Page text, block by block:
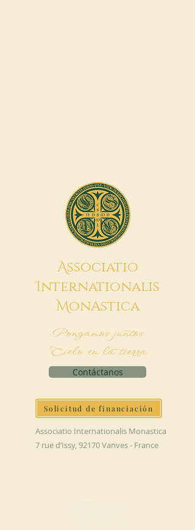
Associatio
Internationalis
MonAstica
Pongamos juntos
Cielo en la tierra
Contáctanos
Solicitud de financiación
Associatio Internationalis Monastica
7 rue d’Issy, 92170 Vanves - France